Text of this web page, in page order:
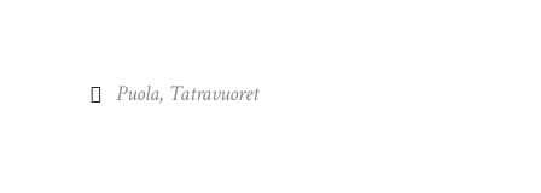
Puola, Tatravuoret